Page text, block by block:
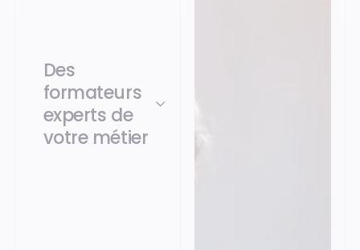
Des
formateurs
experts de
votre métier